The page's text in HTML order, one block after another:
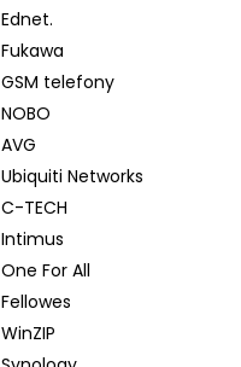
Ednet.
Fukawa
GSM telefony
NOBO
AVG
Ubiquiti Networks
C-TECH
Intimus
One For All
Fellowes
WinZIP